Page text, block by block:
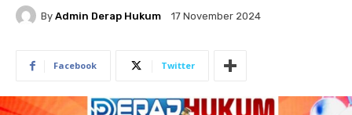
By Admin Derap Hukum 17 November 2024
Facebook Twitter